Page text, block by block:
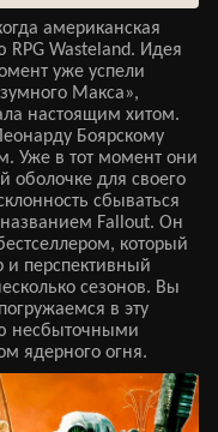
американская
RPG Wasteland. Идея
уже успели
Макса»,
настоящим хитом.
Боярскому
Уже в тот момент они
оболочке для своего
сбываться
Fallout. Он
который
и перспективный
сезонов. Вы
в эту
несбыточными
ядерного огня.